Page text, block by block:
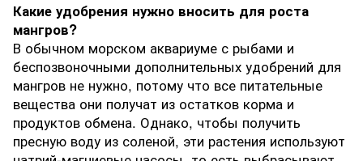
Какие удобрения нужно вносить для роста
мангров?
В обычном морском аквариуме с рыбами и
беспозвоночными дополнительных удобрений для
мангров не нужно, потому что все питательные
вещества они получат из остатков корма и
продуктов обмена. Однако, чтобы получить
пресную воду из соленой, эти растения используют